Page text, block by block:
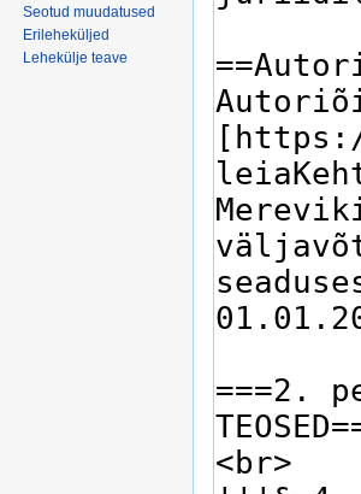
Seotud muudatused
Erileheküljed
Lehekülje teave